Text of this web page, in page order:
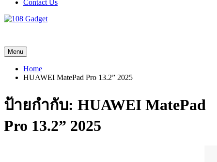
Contact Us
Menu
Home
HUAWEI MatePad Pro 13.2” 2025
ป้ายกำกับ: HUAWEI MatePad
Pro 13.2” 2025